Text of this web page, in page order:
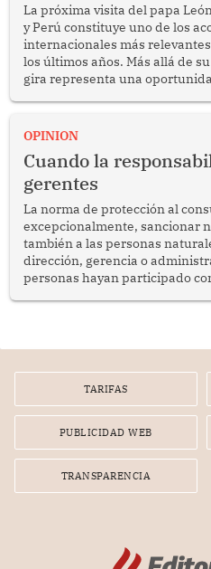
La próxima visita del papa
y Perú constituye uno de los
internacionales más
los últimos años. Más allá de
gira representa una
enfrenta desafíos en materia
OPINION
Cuando la
gerentes
La norma de protección al
excepcionalmente, sancionar
también a las personas
dirección, gerencia o
personas hayan participado
por la frustrada realización de
TARIFAS
PUBLICIDAD WEB
TRANSPARENCIA